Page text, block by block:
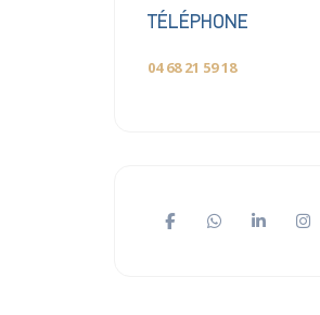
TÉLÉPHONE
04 68 21 59 18